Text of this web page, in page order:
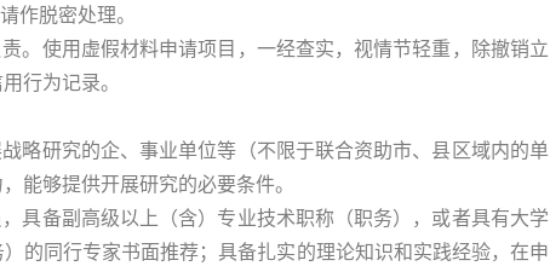
作脱密处理。
。使用虚假材料申请项目，一经查实，视情节轻重，除撤销立
行为记录。
略研究的企、事业单位等（不限于联合资助市、县区域内的单
能够提供开展研究的必要条件。
具备副高级以上（含）专业技术职称（职务），或者具有大学
的同行专家书面推荐；具备扎实的理论知识和实践经验，在申